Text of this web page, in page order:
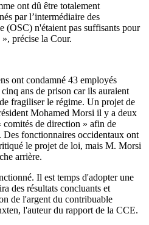
ont dû être totalement
par l’intermédiaire des
(OSC) n'étaient pas suffisants pour
précise la Cour.
ont condamné 43 employés
ans de prison car ils auraient
fragiliser le régime. Un projet de
Mohamed Morsi il y a deux
comités de direction » afin de
fonctionnaires occidentaux ont
le projet de loi, mais M. Morsi
arrière.
Il est temps d'adopter une
des résultats concluants et
de l'argent du contribuable
l'auteur du rapport de la CCE.